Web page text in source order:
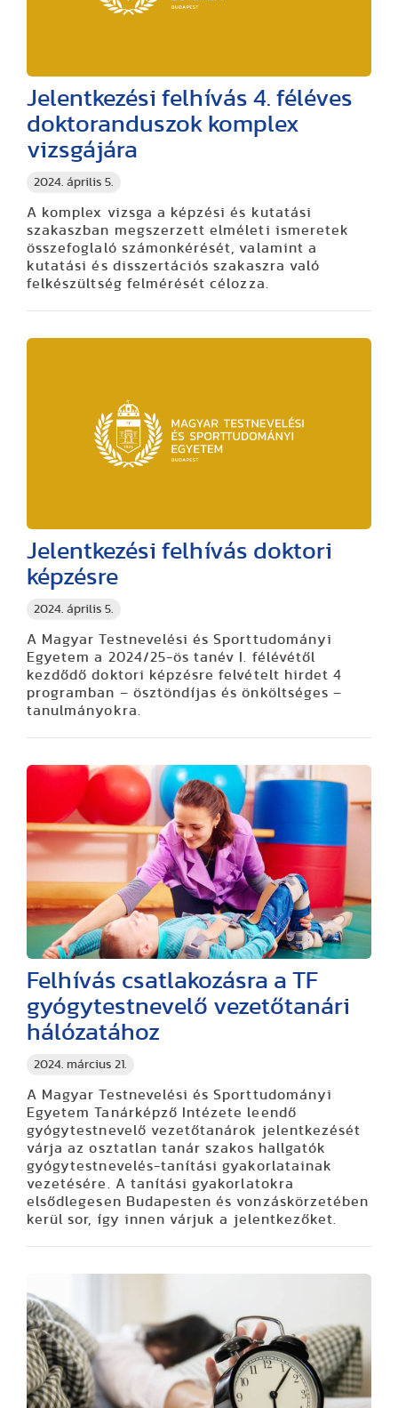
2024. április 5.
Jelentkezési felhívás 4. féléves
doktoranduszok komplex
vizsgájára
A komplex vizsga a képzési és kutatási
szakaszban megszerzett elméleti ismeretek
összefoglaló számonkérését, valamint a
kutatási és disszertációs szakaszra való
felkészültség felmérését célozza.
2024. április 5.
Jelentkezési felhívás doktori
képzésre
A Magyar Testnevelési és Sporttudományi
Egyetem a 2024/25-ös tanév I. félévétől
kezdődő doktori képzésre felvételt hirdet 4
programban – ösztöndíjas és önköltséges –
tanulmányokra.
2024. március 21.
Felhívás csatlakozásra a TF
gyógytestnevelő vezetőtanári
hálózatához
A Magyar Testnevelési és Sporttudományi
Egyetem Tanárképző Intézete leendő
gyógytestnevelő vezetőtanárok jelentkezését
várja az osztatlan tanár szakos hallgatók
gyógytestnevelés-tanítási gyakorlatainak
vezetésére. A tanítási gyakorlatokra
elsődlegesen Budapesten és vonzáskörzetében
kerül sor, így innen várjuk a jelentkezőket.